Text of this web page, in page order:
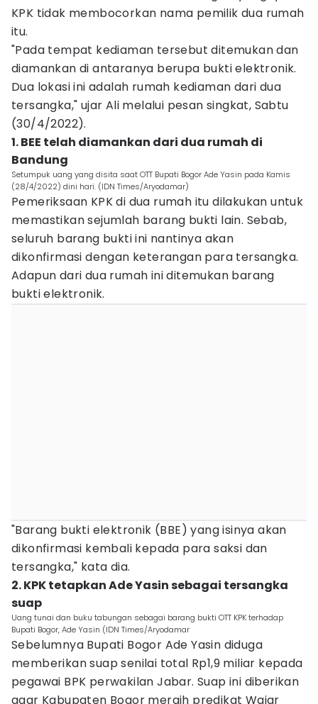
KPK tidak membocorkan nama pemilik dua rumah
itu.
"Pada tempat kediaman tersebut ditemukan dan
diamankan di antaranya berupa bukti elektronik.
Dua lokasi ini adalah rumah kediaman dari dua
tersangka," ujar Ali melalui pesan singkat, Sabtu
(30/4/2022).
1. BEE telah diamankan dari dua rumah di
Bandung
Setumpuk uang yang disita saat OTT Bupati Bogor Ade Yasin pada Kamis
(28/4/2022) dini hari. (IDN Times/Aryodamar)
Pemeriksaan KPK di dua rumah itu dilakukan untuk
memastikan sejumlah barang bukti lain. Sebab,
seluruh barang bukti ini nantinya akan
dikonfirmasi dengan keterangan para tersangka.
Adapun dari dua rumah ini ditemukan barang
bukti elektronik.
"Barang bukti elektronik (BBE) yang isinya akan
dikonfirmasi kembali kepada para saksi dan
tersangka," kata dia.
2. KPK tetapkan Ade Yasin sebagai tersangka
suap
Uang tunai dan buku tabungan sebagai barang bukti OTT KPK terhadap
Bupati Bogor, Ade Yasin (IDN Times/Aryodamar
Sebelumnya Bupati Bogor Ade Yasin diduga
memberikan suap senilai total Rp1,9 miliar kepada
pegawai BPK perwakilan Jabar. Suap ini diberikan
agar Kabupaten Bogor meraih predikat Wajar